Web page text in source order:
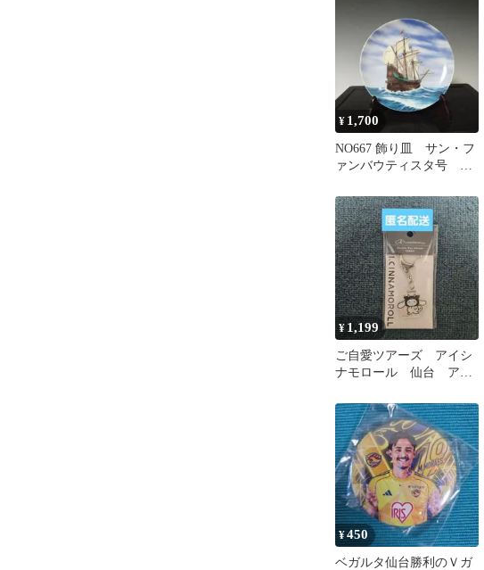
¥ 1,700
NO667 飾り皿 サン・フ
ァンバウティスタ号 宮
¥1,199
ご自愛ツアーズ アイシ
ナモロール 仙台 アク
キー
¥450
ベガルタ仙台勝利のＶガ